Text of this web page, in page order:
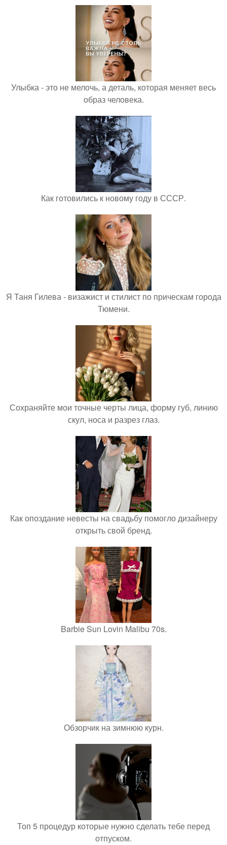
Улыбка - это не мелочь, а деталь, которая меняет весь
образ человека.
Как готовились к новому году в СССР.
Я Таня Гилева - визажист и стилист по прическам города
Тюмени.
Сохраняйте мои точные черты лица, форму губ, линию
скул, носа и разрез глаз.
Как опоздание невесты на свадьбу помогло дизайнеру
открыть свой бренд.
Barbie Sun Lovin Malibu 70s.
Обзорчик на зимнюю курн.
Топ 5 процедур которые нужно сделать тебе перед
отпуском.